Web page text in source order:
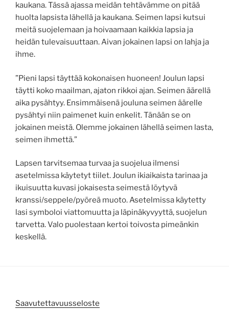
kaukana. Tässä ajassa meidän tehtävämme on pitää
huolta lapsista lähellä ja kaukana. Seimen lapsi kutsui
meitä suojelemaan ja hoivaamaan kaikkia lapsia ja
heidän tulevaisuuttaan. Aivan jokainen lapsi on lahja ja
ihme.
”Pieni lapsi täyttää kokonaisen huoneen! Joulun lapsi
täytti koko maailman, ajaton rikkoi ajan. Seimen äärellä
aika pysähtyy. Ensimmäisenä jouluna seimen äärelle
pysähtyi niin paimenet kuin enkelit. Tänään se on
jokainen meistä. Olemme jokainen lähellä seimen lasta,
seimen ihmettä.”
Lapsen tarvitsemaa turvaa ja suojelua ilmensi
asetelmissa käytetyt tiilet. Joulun ikiaikaista tarinaa ja
ikuisuutta kuvasi jokaisesta seimestä löytyvä
kranssi/seppele/pyöreä muoto. Asetelmissa käytetty
lasi symboloi viattomuutta ja läpinäkyvyyttä, suojelun
tarvetta. Valo puolestaan kertoi toivosta pimeänkin
keskellä.
Saavutettavuusseloste